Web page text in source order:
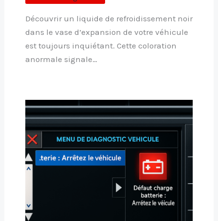
Découvrir un liquide de refroidissement noir
dans le vase d’expansion de votre véhicule
est toujours inquiétant. Cette coloration
anormale signale…